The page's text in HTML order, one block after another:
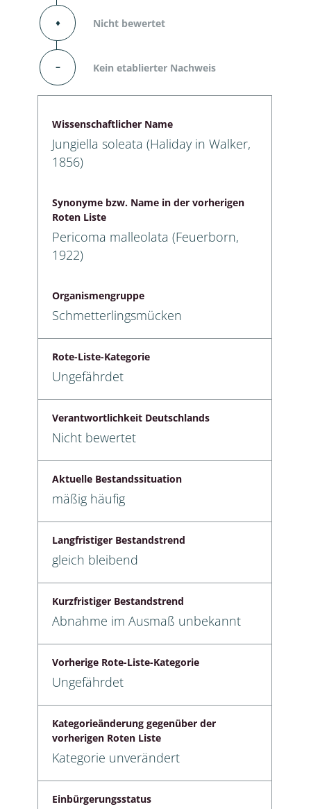
⬧ Nicht bewertet
– Kein etablierter Nachweis
Wissenschaftlicher Name
Jungiella soleata (Haliday in Walker,
1856)
Synonyme bzw. Name in der vorherigen
Roten Liste
Pericoma malleolata (Feuerborn,
1922)
Organismengruppe
Schmetterlingsmücken
Rote-Liste-Kategorie
Ungefährdet
Verantwortlichkeit Deutschlands
Nicht bewertet
Aktuelle Bestandssituation
mäßig häufig
Langfristiger Bestandstrend
gleich bleibend
Kurzfristiger Bestandstrend
Abnahme im Ausmaß unbekannt
Vorherige Rote-Liste-Kategorie
Ungefährdet
Kategorieänderung gegenüber der
vorherigen Roten Liste
Kategorie unverändert
Einbürgerungsstatus